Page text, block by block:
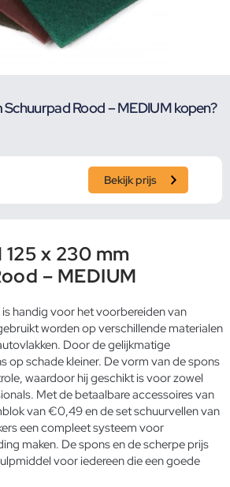
Rood – MEDIUM kopen?
Bekijk prijs
125 x 230 mm
– MEDIUM
handig voor het voorbereiden van
worden op verschillende materialen
Door de gelijkmatige
op schade kleiner. De vorm van de spons
waardoor hij geschikt is voor zowel
Met de betaalbare accessoires van
van €0,49 en de set schuurvellen van
een compleet systeem voor
maken. De spons en de scherpe prijs
voor iedereen die een goede